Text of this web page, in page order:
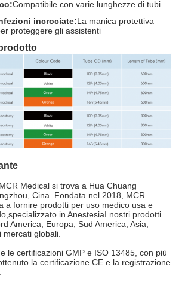
Compatibile con varie lunghezze di tubi
incrociate:La manica protettiva
proteggere gli assistenti
Medical si trova a Hua Chuang
Cina. Fondata nel 2018, MCR
a fornire prodotti per uso medico usa e
in AnestesiaI nostri prodotti
America, Europa, Sud America, Asia,
globali.
le certificazioni GMP e ISO 13485, con più
la certificazione CE e la registrazione